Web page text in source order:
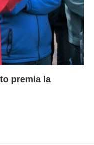
premia la